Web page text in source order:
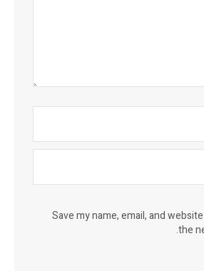
Save my name, email, and
the